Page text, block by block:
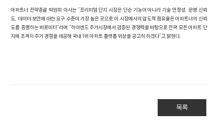
아파트너 전략총괄 박원희 이사는 “프리미엄 단지 시장은 단순 기능이 아니라 기술 안정성, 운영 신뢰
도, 데이터 보안에 대한 요구 수준이 가장 높은 곳으로 이 시장에서의 압도적 점유율은 아파트너의 신뢰
도를 증명하는 바로미터”라며 “하이엔드 주거시장에서 검증된 경쟁력을 바탕으로 전국 모든 아파트 단
지에 초격차 주거 경험을 제공해 국내 1위 아파트 플랫폼 위상을 공고히 하겠다”고 밝혔다.
목록